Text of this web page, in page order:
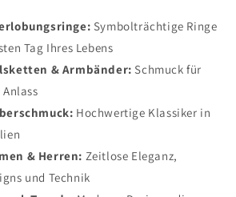
Symbolträchtige Ringe
Tag Ihres Lebens
& Armbänder: Schmuck für
Hochwertige Klassiker in
& Herren: Zeitlose Eleganz,
und Technik